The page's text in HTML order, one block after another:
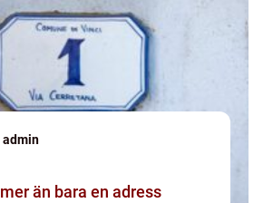
admin
Gatuskylt mer än bara en adress